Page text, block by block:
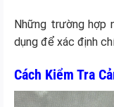
Những trường hợp
dụng để xác định
Cách Kiểm Tra